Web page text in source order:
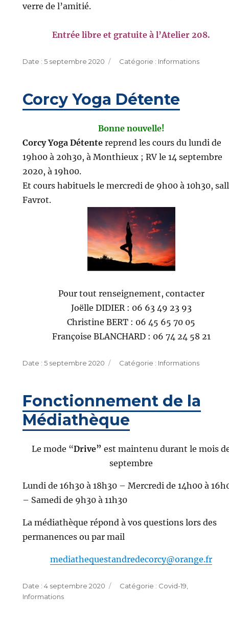
verre de l’amitié.
Entrée libre et gratuite à l’Atelier 208.
Publié
5 septembre 2020 Catégories
Informations
Corcy Yoga Détente
Bonne nouvelle!
Corcy Yoga Détentereprend les cours du lundi de
19h00 à 20h30, à Monthieux ; RV le 14 septembre
2020, à 19h00.
Et cours habituels le mercredi de 9h00 à 10h30,
Favrot.
Pour tout renseignement, contacter
Joëlle DIDIER : 06 63 49 23 93
Christine BERT : 06 45 65 70 05
Françoise BLANCHARD : 06 74 24 58 21
Publié
5 septembre 2020 Catégories
Informations
Fonctionnement de la
Médiathèque
Le mode “Drive” est maintenu durant le mois
septembre
Lundi de 16h30 à 18h30 – Mercredi de 14h00 à
– Samedi de 9h30 à 11h30
La médiathèque répond à vos questions lors des
permanences ou par mail
mediathequestandredecorcy@orange.fr
Publié
le
4 septembre 2020 Catégories
Covid-19
Informations